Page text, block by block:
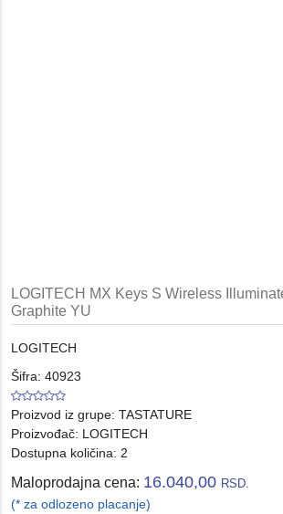
LOGITECH MX Keys S Wireless
Graphite YU
LOGITECH
Šifra: 40923
Proizvod iz grupe: TASTATURE
Proizvođač: LOGITECH
Dostupna količina: 2
Maloprodajna cena: 16.040,00 RSD.
(* za odlozeno placanje)